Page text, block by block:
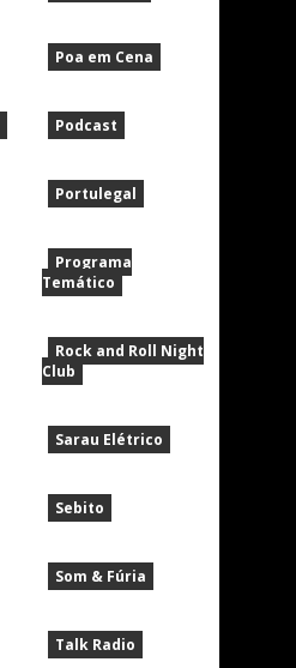
Poa em Cena
Podcast
Portulegal
Programa
Temático
Rock and Roll Night
Club
Sarau Elétrico
Sebito
Som & Fúria
Talk Radio